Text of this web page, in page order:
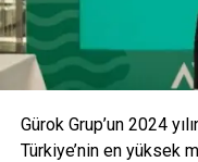
Gürok Grup’un 2024
Türkiye’nin en yüksek